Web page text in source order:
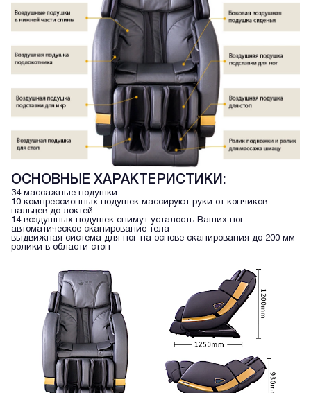
ОСНОВНЫЕ ХАРАКТЕРИСТИКИ:
34 массажные подушки
10 компрессионных подушек массируют руки от кончиков
пальцев до локтей
14 воздушных подушек снимут усталость Ваших ног
автоматическое сканирование тела
выдвижная система для ног на основе сканирования до 200 мм
ролики в области стоп